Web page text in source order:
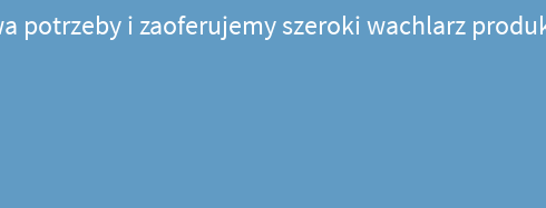
potrzeby i zaoferujemy szeroki wachlarz